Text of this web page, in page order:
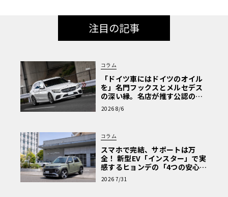
注目の記事
コラム
「ドイツ車にはドイツのオイル
を」名門フックスとメルセデス
の深い縁。名店が推す公認の安
心と、Cクラスで味わうシルキー
な走り〈PR〉
2026 8/6
コラム
スマホで完結、サポートは万
全！ 新型EV「インスター」で実
感するヒョンデの「4つの安心」
【第1回・ヒョンデ6つの疑問：
Why? Hyundai?】〈PR〉
2026 7/31